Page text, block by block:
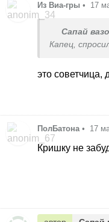
Из Виа-гры • 17
Сапай
Капец,
это советчица,
ПолБатона • 17
Кришку не